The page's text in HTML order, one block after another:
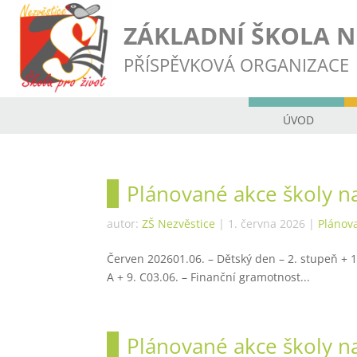
ZÁKLADNÍ ŠKOLA
PŘÍSPĚVKOVÁ ORGANIZACE
ÚVOD
Plánované akce školy
autor:ZŠ Nezvěstice | 1. června 2026 |
Červen 202601.06. – Dětský den – 2. stupeň
A + 9. C03.06. – Finanční gramotnost...
Plánované akce školy